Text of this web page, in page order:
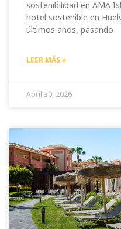
sostenibilidad en AMA
hotel sostenible en
últimos años, pasando
LEER MÁS »
April 30, 2026